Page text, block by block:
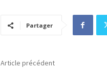
Partager
Article précédent